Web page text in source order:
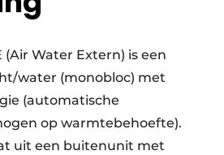
(Air Water Extern) is een
water (monobloc) met
(automatische
op warmtebehoefte).
uit een buitenunit met